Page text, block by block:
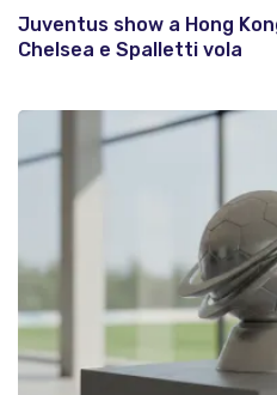
Juventus show a Hong
Chelsea e Spalletti vola